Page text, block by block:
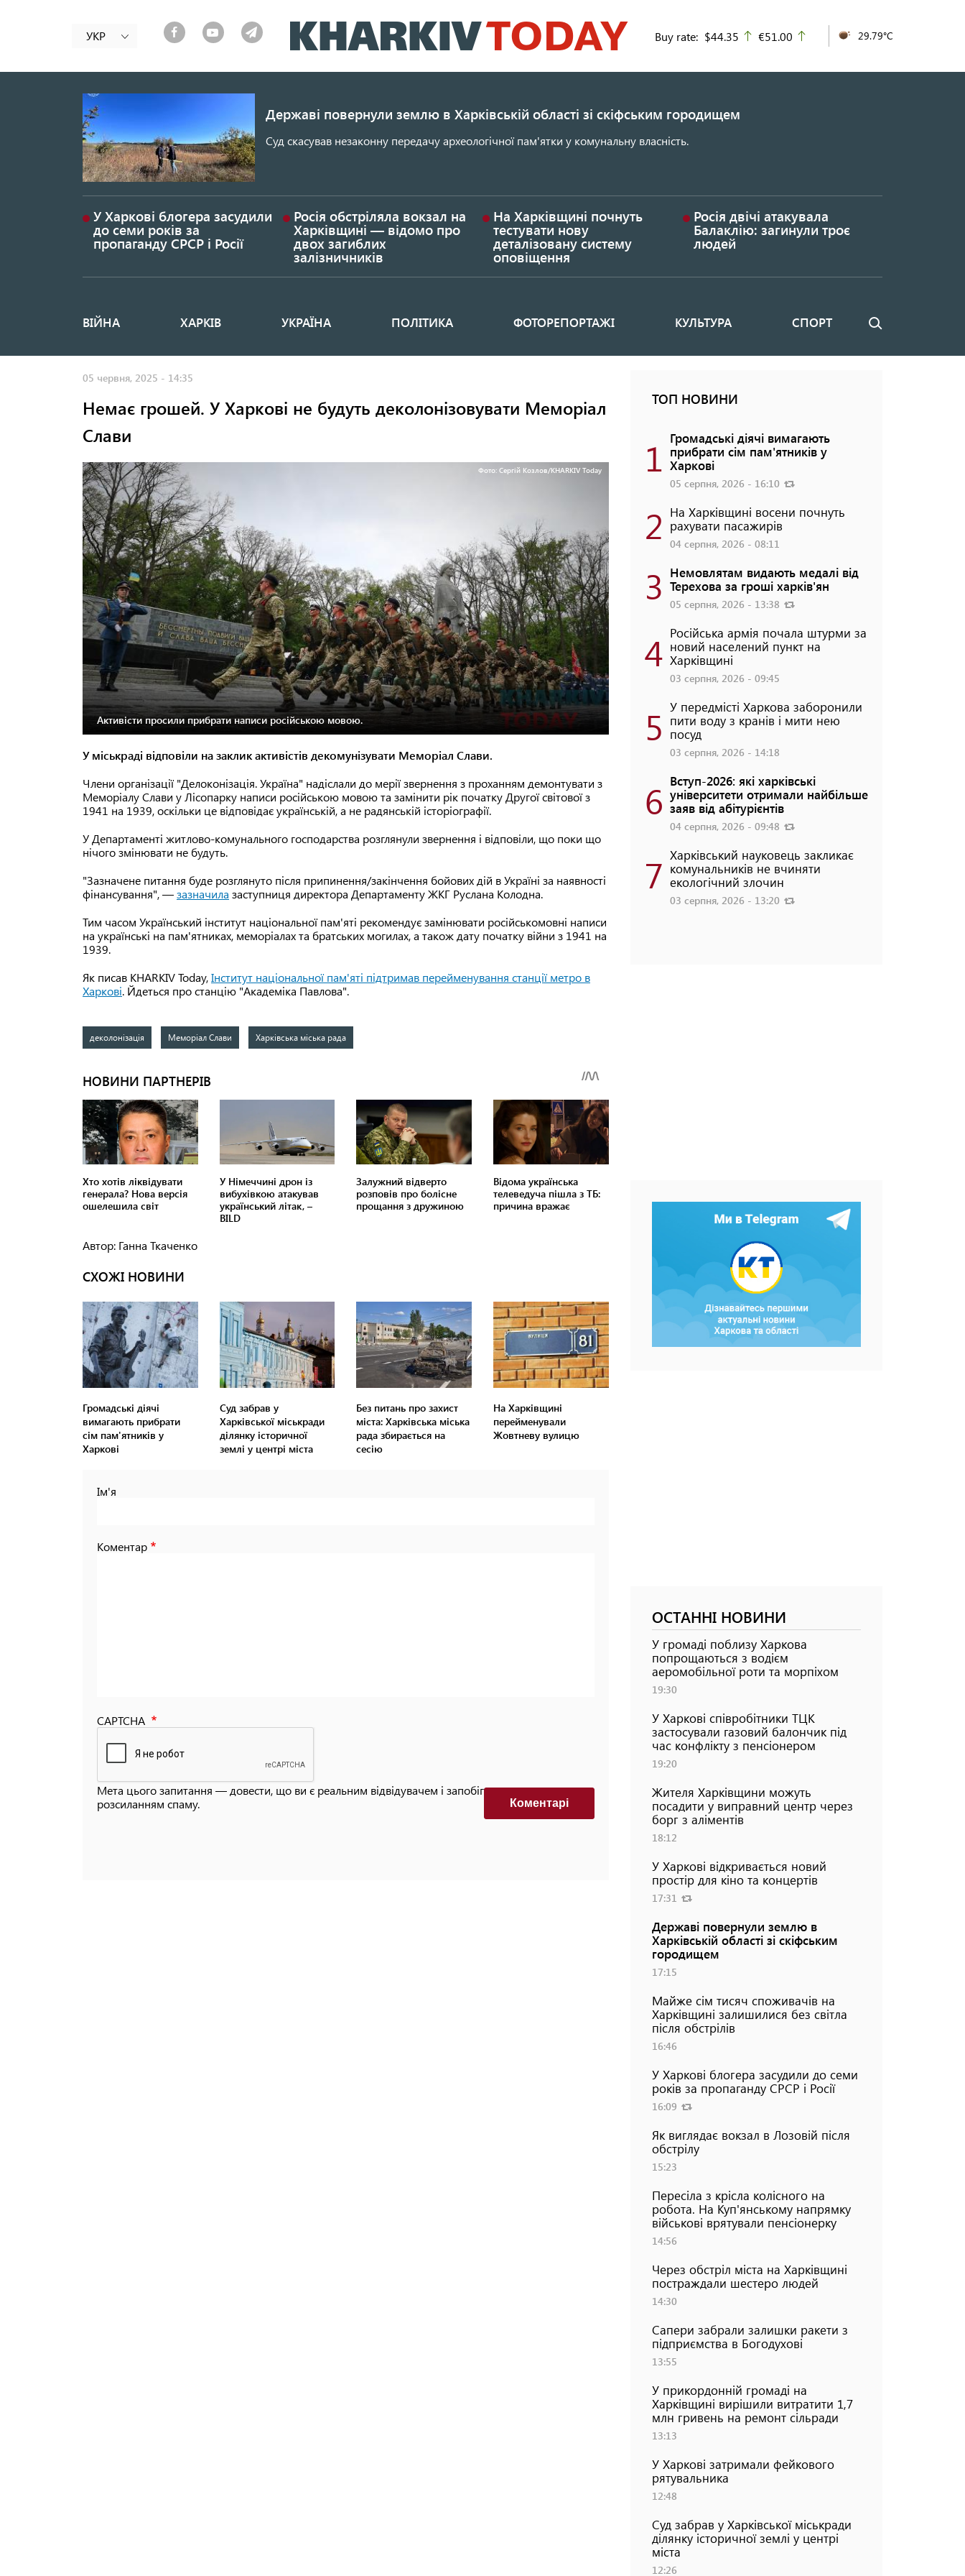
до
основного
УКР Buy rate: $44.35 up
€51.00 29.79°C
Державі повернули землю в Харківській області зі скіфським городищем
Суд скасував незаконну передачу археологічної пам'ятки у комунальну власність.
У Харкові блогера засудили
до семи років за
пропаганду СРСР і Росії
Росія обстріляла вокзал на
Харківщині — відомо про
двох загиблих
залізничників
На Харківщині почнуть
тестувати нову
деталізовану систему
оповіщення
Росія двічі атакувала
Балаклію: загинули троє
людей
Основная
ВІЙНА ХАРКІВ УКРАЇНА ПОЛІТИКА ФОТОРЕПОРТАЖІ КУЛЬТУРА СПОРТ Пошук
05 червня, 2025 - 14:35
Немає грошей. У Харкові не будуть деколонізовувати Меморіал
Слави
Фото: Сергій Козлов/KHARKIV Today
Активісти просили прибрати написи російською мовою.
У міськраді відповіли на заклик активістів декомунізувати Меморіал Слави.
Члени організації "Делоконізація. Україна" надіслали до мерії звернення з проханням демонтувати з
Меморіалу Слави у Лісопарку написи російською мовою та замінити рік початку Другої світової з
1941 на 1939, оскільки це відповідає українській, а не радянській історіографії.
У Департаменті житлово-комунального господарства розглянули звернення і відповіли, що поки що
нічого змінювати не будуть.
"Зазначене питання буде розглянуто після припинення/закінчення бойових дій в Україні за наявності
фінансування", —зазначила заступниця директора Департаменту ЖКГ Руслана Колодна.
Тим часом Український інститут національної пам'яті рекомендує замінювати російськомовні написи
на українські на пам'ятниках, меморіалах та братських могилах, а також дату початку війни з 1941 на
1939.
Як писав KHARKIV Today,Інститут національної пам'яті підтримав перейменування станції метро в
Харкові. Йдеться про станцію "Академіка Павлова".
деколонізація Меморіал Слави Харківська міська рада
Автор: Ганна Ткаченко
СХОЖІ НОВИНИ
Громадські діячі
вимагають прибрати
сім пам'ятників у
Харкові
Суд забрав у
Харківської міськради
ділянку історичної
землі у центрі міста
Без питань про захист
міста: Харківська міська
рада збирається на
сесію
На Харківщині
перейменували
Жовтневу вулицю
Ім'я
Коментар
CAPTCHA
Мета цього запитання — довести, що ви є реальним відвідувачем і запобігти автоматизованим
розсиланням спаму.
Коментарi
ТОП НОВИНИ
1 Громадські діячі вимагають
прибрати сім пам'ятників у
Харкові
05 серпня, 2026 - 16:10
2 На Харківщині восени почнуть
рахувати пасажирів
04 серпня, 2026 - 08:11
3 Немовлятам видають медалі від
Терехова за гроші харків'ян
05 серпня, 2026 - 13:38
4 Російська армія почала штурми за
новий населений пункт на
Харківщині
03 серпня, 2026 - 09:45
5 У передмісті Харкова заборонили
пити воду з кранів і мити нею
посуд
03 серпня, 2026 - 14:18
6 Вступ-2026: які харківські
університети отримали найбільше
заяв від абітурієнтів
04 серпня, 2026 - 09:48
7 Харківський науковець закликає
комунальників не вчиняти
екологічний злочин
03 серпня, 2026 - 13:20
ОСТАННІ НОВИНИ
У громаді поблизу Харкова
попрощаються з водієм
аеромобільної роти та морпіхом
19:30
У Харкові співробітники ТЦК
застосували газовий балончик під
час конфлікту з пенсіонером
19:20
Жителя Харківщини можуть
посадити у виправний центр через
борг з аліментів
18:12
У Харкові відкривається новий
простір для кіно та концертів
17:31
Державі повернули землю в
Харківській області зі скіфським
городищем
17:15
Майже сім тисяч споживачів на
Харківщині залишилися без світла
після обстрілів
16:46
У Харкові блогера засудили до семи
років за пропаганду СРСР і Росії
16:09
Як виглядає вокзал в Лозовій після
обстрілу
15:23
Пересіла з крісла колісного на
робота. На Куп'янському напрямку
військові врятували пенсіонерку
14:56
Через обстріл міста на Харківщині
постраждали шестеро людей
14:30
Сапери забрали залишки ракети з
підприємства в Богодухові
13:55
У прикордонній громаді на
Харківщині вирішили витратити 1,7
млн гривень на ремонт сільради
13:13
У Харкові затримали фейкового
рятувальника
12:48
Суд забрав у Харківської міськради
ділянку історичної землі у центрі
міста
12:26